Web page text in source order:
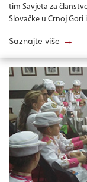
tim Savjeta za
Slovačke u Crnoj Gori
Saznajte više →